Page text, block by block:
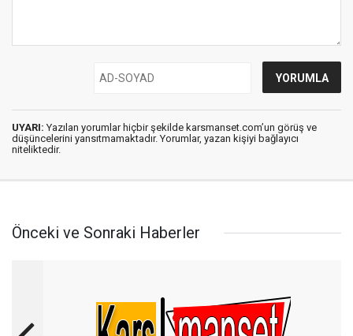
UYARI: Yazılan yorumlar hiçbir şekilde karsmanset.com’un görüş ve
düşüncelerini yansıtmamaktadır. Yorumlar, yazan kişiyi bağlayıcı
niteliktedir.
Önceki ve Sonraki Haberler